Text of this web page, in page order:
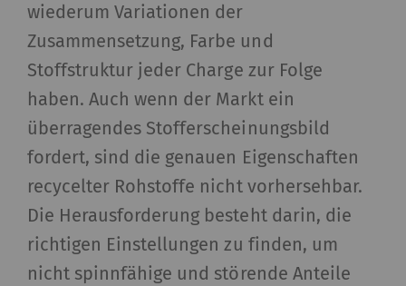
wiederum Variationen der
Zusammensetzung, Farbe und
Stoffstruktur jeder Charge zur Folge
haben. Auch wenn der Markt ein
überragendes Stofferscheinungsbild
fordert, sind die genauen Eigenschaften
recycelter Rohstoffe nicht vorhersehbar.
Die Herausforderung besteht darin, die
richtigen Einstellungen zu finden, um
nicht spinnfähige und störende Anteile